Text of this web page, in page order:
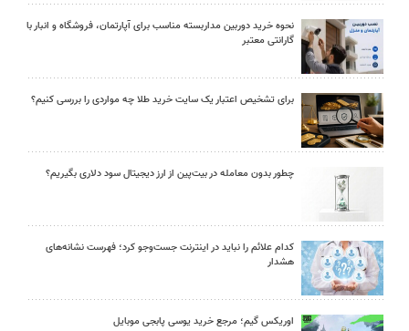
نحوه خرید دوربین مداربسته مناسب برای آپارتمان، فروشگاه و انبار با
گارانتی معتبر
برای تشخیص اعتبار یک سایت خرید طلا چه مواردی را بررسی کنیم؟
چطور بدون معامله در بیت‌پین از ارز دیجیتال سود دلاری بگیریم؟
کدام علائم را نباید در اینترنت جست‌وجو کرد؛ فهرست نشانه‌های
هشدار
اوریکس گیم؛ مرجع خرید یوسی پابجی موبایل